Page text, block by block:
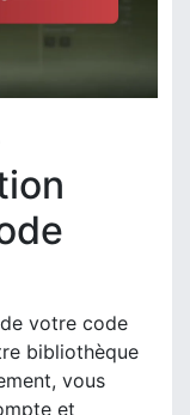
votre code
bibliothèque
vous
et